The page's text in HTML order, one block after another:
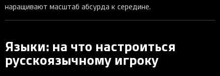
наращивают масштаб абсурда к середине.
Языки: на что настроиться
русскоязычному игроку